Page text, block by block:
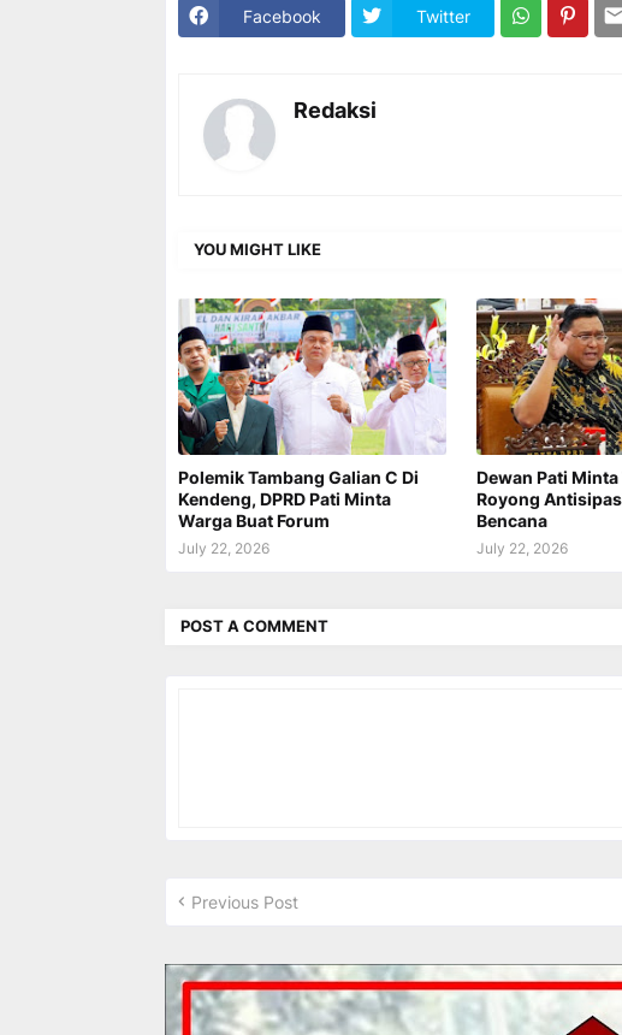
Facebook Twitter
Redaksi
YOU MIGHT LIKE
Polemik Tambang Galian C Di
Kendeng, DPRD Pati Minta
Warga Buat Forum
July 22, 2026
Dewan Pati
Royong
Bencana
July 22, 2026
POST A COMMENT
Previous Post